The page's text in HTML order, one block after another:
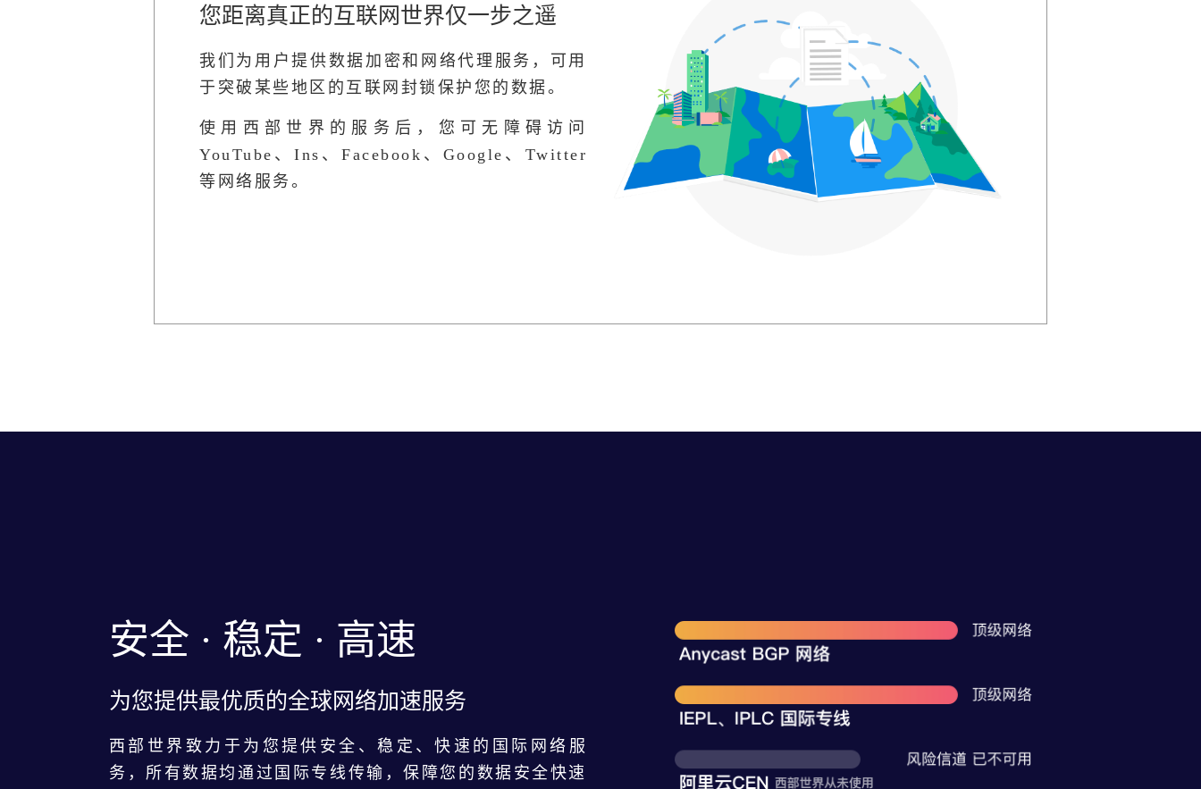
您距离真正的互联网世界仅一步之遥
我们为用户提供数据加密和网络代理服务，可用
于突破某些地区的互联网封锁保护您的数据。
使用西部世界的服务后，您可无障碍访问
YouTube、Ins、Facebook、Google、Twitter
等网络服务。
安全 · 稳定 · 高速
为您提供最优质的全球网络加速服务
西部世界致力于为您提供安全、稳定、快速的国际网络服
务，所有数据均通过国际专线传输，保障您的数据安全快速